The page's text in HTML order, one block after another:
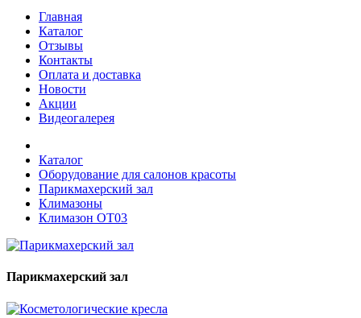
Главная
Каталог
Отзывы
Контакты
Оплата и доставка
Новости
Акции
Видеогалерея
Каталог
Оборудование для салонов красоты
Парикмахерский зал
Климазоны
Климазон ОТ03
Парикмахерский зал